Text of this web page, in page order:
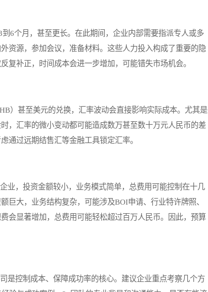
个月，甚至更长。在此期间，企业内部需要指派专人或多
资源，参加会议，准备材料。这些人力投入构成了重要的隐
复补正，时间成本会进一步增加，可能错失市场机会。
）甚至美元的兑换，汇率波动会直接影响实际成本。尤其是
，汇率的微小变动都可能造成数万甚至数十万元人民币的差
通过远期结售汇等金融工具锁定汇率。
，投资金额较小，业务模式简单，总费用可能控制在十几
巨大，业务结构复杂，可能涉及BOI申请、行业特许牌照、
会显著增加，总费用可能轻松超过百万人民币。因此，预算
控制成本、保障成功率的核心。建议企业重点考察几个方